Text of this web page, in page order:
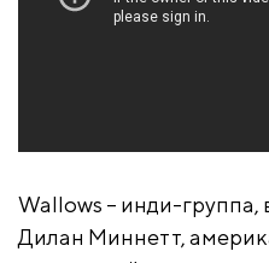
Wallows – инди-группа,
Дилан Миннетт,